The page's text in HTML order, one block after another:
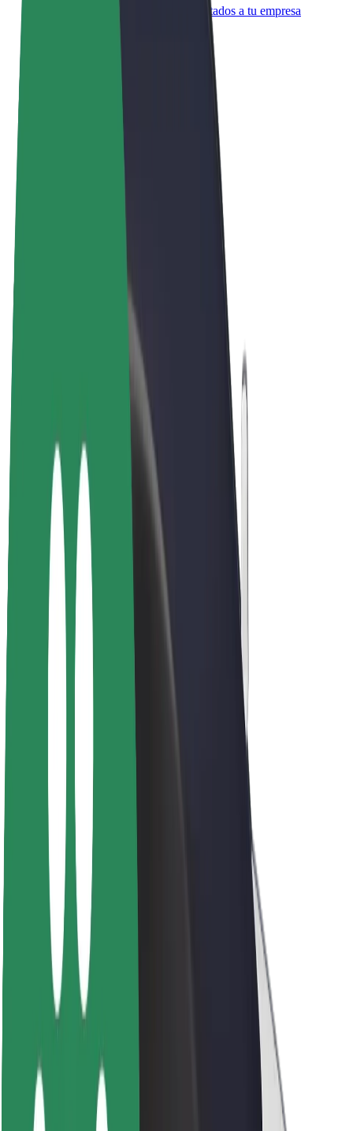
Productos y servicios de Bolt adaptados a tu empresa
Bolt Plus
Colabora con Bolt
Conductores
Ingresos de conductor/a
Repartidores
Ingresos de repartidor
Comercios de Bolt Food
Flotas
Project Zero
Blog
Sala de prensa
Directrices de la marca
Misión
Relación con inversores
Liderazgo
Marca
Fondo Urbano
Seguridad para usuarios